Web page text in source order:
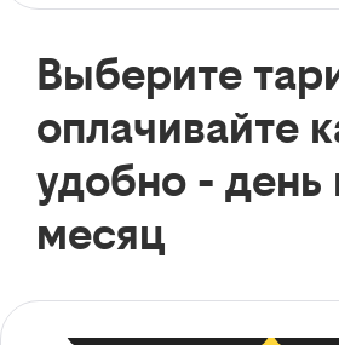
Выберите
оплачивайте
удобно - день
месяц